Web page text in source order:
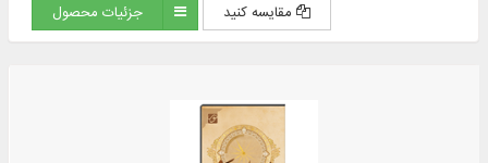
مقایسه کنید جزئیات محصول